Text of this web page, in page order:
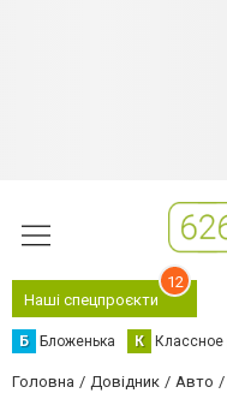
Наші спецпроєкти
12
Б Бложенька К Классное
Головна Довідник Авто